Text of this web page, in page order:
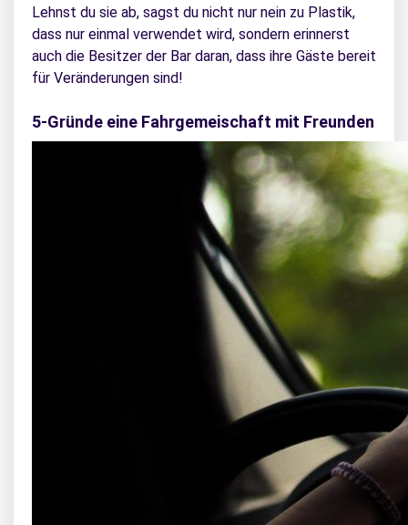
Lehnst du sie ab, sagst du nicht nur nein zu Plastik,
dass nur einmal verwendet wird, sondern erinnerst
auch die Besitzer der Bar daran, dass ihre Gäste bereit
für Veränderungen sind!
5-Gründe eine Fahrgemeischaft mit Freunden